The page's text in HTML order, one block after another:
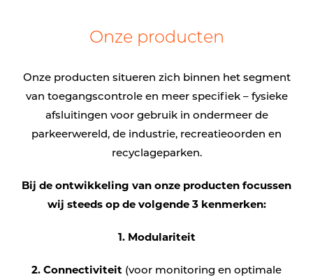
Onze producten
Onze producten situeren zich binnen het segment
van toegangscontrole en meer specifiek – fysieke
afsluitingen voor gebruik in ondermeer de
parkeerwereld, de industrie, recreatieoorden en
recyclageparken.
Bij de ontwikkeling van onze producten focussen
wij steeds op de volgende 3 kenmerken:
1. Modulariteit
2. Connectiviteit (voor monitoring en optimale